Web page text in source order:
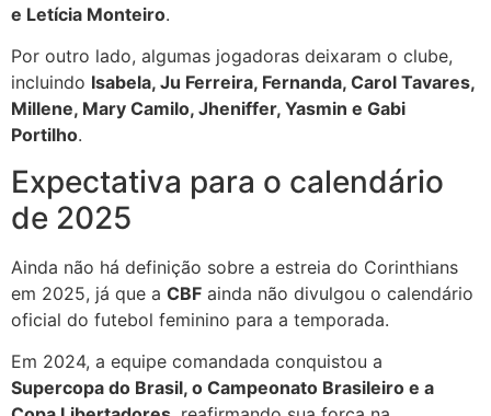
e Letícia Monteiro.
Por outro lado, algumas jogadoras deixaram o clube,
incluindo Isabela, Ju Ferreira, Fernanda, Carol Tavares,
Millene, Mary Camilo, Jheniffer, Yasmin e Gabi
Portilho.
Expectativa para o calendário
de 2025
Ainda não há definição sobre a estreia do Corinthians
em 2025, já que a CBF ainda não divulgou o calendário
oficial do futebol feminino para a temporada.
Em 2024, a equipe comandada conquistou a
Supercopa do Brasil, o Campeonato Brasileiro e a